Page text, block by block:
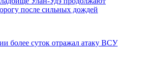
после сильных дождей
более суток отражал атаку ВСУ